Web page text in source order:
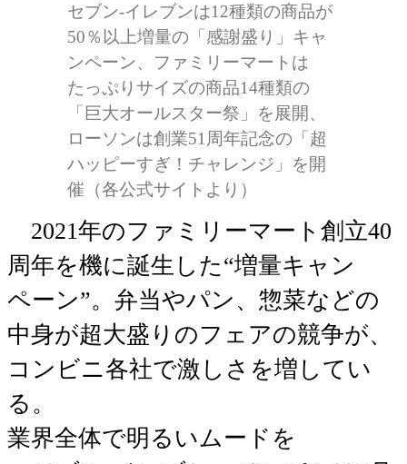
セブン-イレブンは12種類の商品が
50％以上増量の「感謝盛り」キャ
ンペーン、ファミリーマートは
たっぷりサイズの商品14種類の
「巨大オールスター祭」を展開、
ローソンは創業51周年記念の「超
ハッピーすぎ！チャレンジ」を開
催（各公式サイトより）
2021年のファミリーマート創立40
周年を機に誕生した“増量キャン
ペーン”。弁当やパン、惣菜などの
中身が超大盛りのフェアの競争が、
コンビニ各社で激しさを増してい
る。
業界全体で明るいムードを